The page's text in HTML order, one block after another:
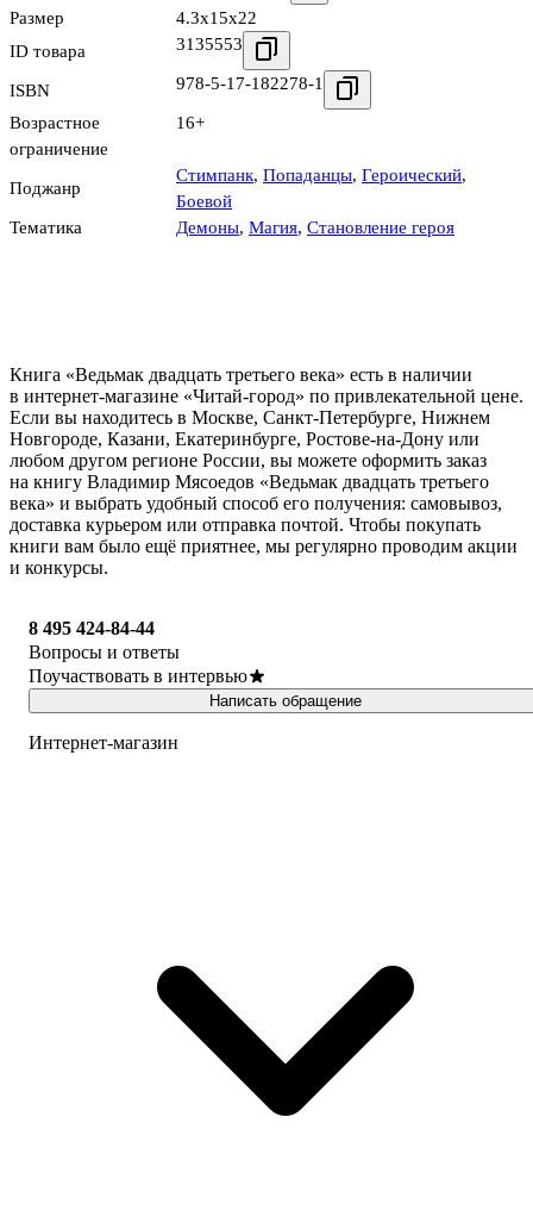
Размер
4.3x15x22
ID товара
3135553
ISBN 978-5-17-182278-1
Возрастное
ограничение
16+
Поджанр
Стимпанк, Попаданцы, Героический,
Боевой
Тематика
Демоны, Магия, Становление героя
Книга «Ведьмак двадцать третьего века» есть в наличии
в интернет-магазине «Читай-город» по привлекательной цене.
Если вы находитесь в Москве, Санкт-Петербурге, Нижнем
Новгороде, Казани, Екатеринбурге, Ростове-на-Дону или
любом другом регионе России, вы можете оформить заказ
на книгу Владимир Мясоедов «Ведьмак двадцать третьего
века» и выбрать удобный способ его получения: самовывоз,
доставка курьером или отправка почтой. Чтобы покупать
книги вам было ещё приятнее, мы регулярно проводим акции
и конкурсы.
8 495 424-84-44
Вопросы и ответы
Поучаствовать в интервью
Написать обращение
Интернет-магазин